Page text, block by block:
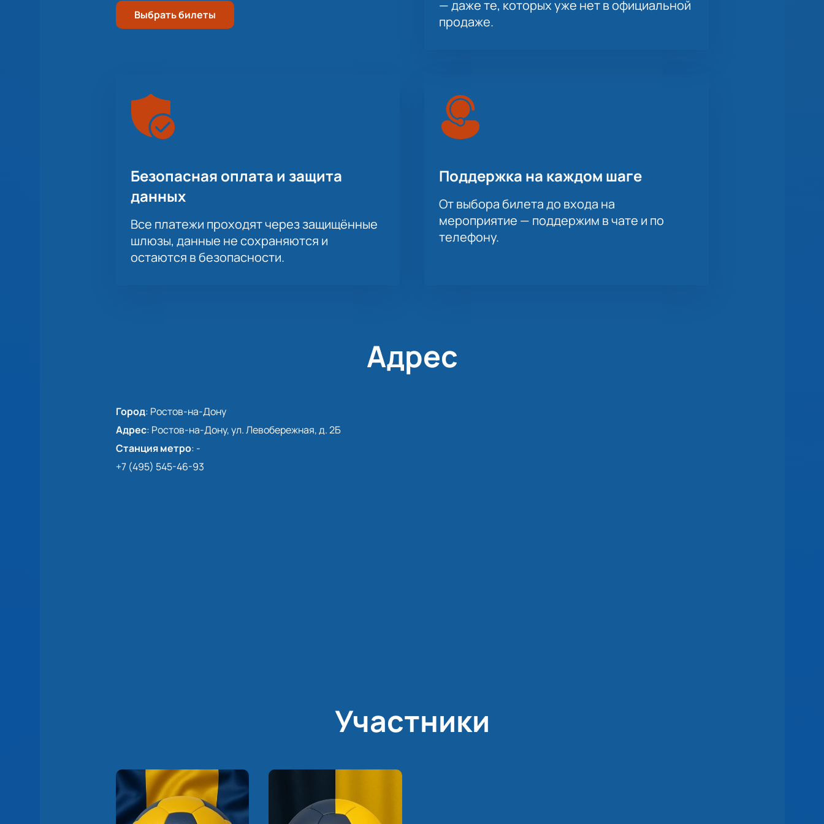
Выбрать билеты
— даже те, которых уже нет в официальной
продаже.
Безопасная оплата и защита
данных
Все платежи проходят через защищённые
шлюзы, данные не сохраняются и
остаются в безопасности.
Поддержка на каждом шаге
От выбора билета до входа на
мероприятие — поддержим в чате и по
телефону.
Адрес
Город: Ростов-на-Дону
Адрес: Ростов-на-Дону, ул. Левобережная, д. 2Б
Станция метро: -
+7 (495) 545-46-93
Участники